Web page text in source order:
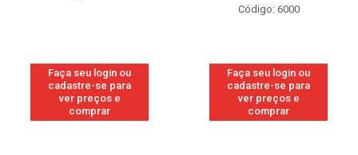
Faça seu login ou
cadastre-se para
ver preços e
comprar
Código: 6000
Faça seu login ou
cadastre-se para
ver preços e
comprar